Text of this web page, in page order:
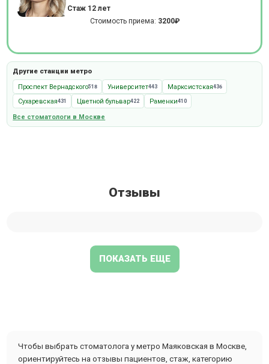
Стаж 12 лет
Стоимость приема: 3200₽
Другие станции метро
Проспект Вернадского518 Университет443 Марксистская436
Сухаревская431 Цветной бульвар422 Раменки410
Все стоматологи в Москве
Отзывы
ПОКАЗАТЬ ЕЩЕ
Чтобы выбрать стоматолога у метро Маяковская в Москве,
ориентируйтесь на отзывы пациентов, стаж, категорию